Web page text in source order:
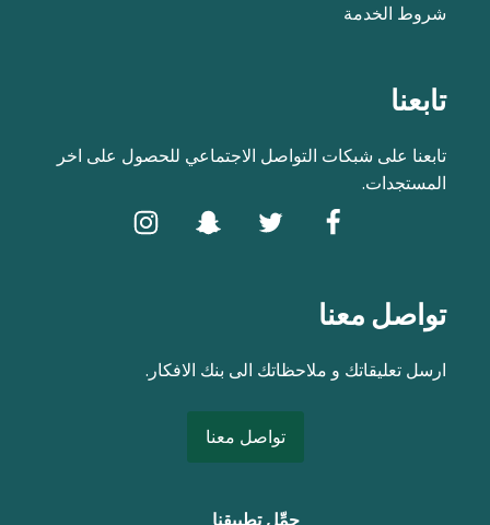
شروط الخدمة
تابعنا
تابعنا على شبكات التواصل الاجتماعي للحصول على اخر
المستجدات.
تواصل معنا
ارسل تعليقاتك و ملاحظاتك الى بنك الافكار.
تواصل معنا
حمِّل تطبيقنا